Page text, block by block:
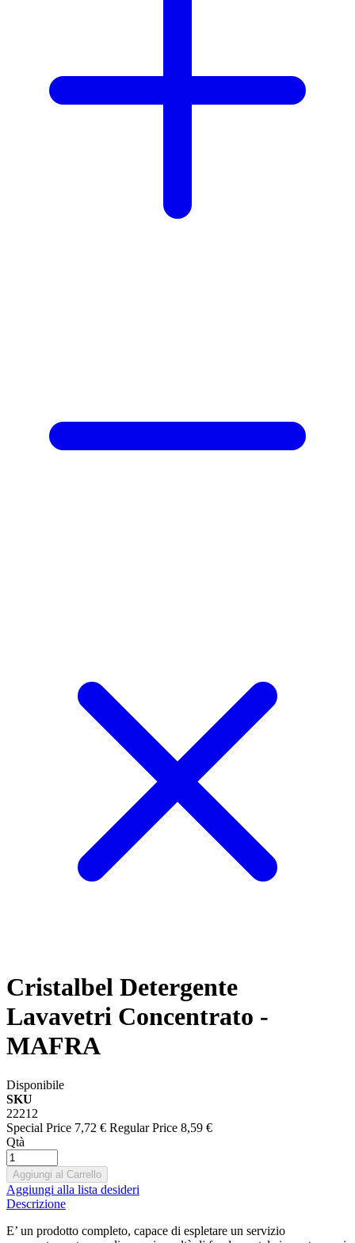
Cristalbel Detergente
Lavavetri Concentrato -
MAFRA
Disponibile
SKU
22212
Special Price 7,72 € Regular Price 8,59 €
Qtà
Aggiungi al Carrello
Aggiungi alla lista desideri
Descrizione
E’ un prodotto completo, capace di espletare un servizio